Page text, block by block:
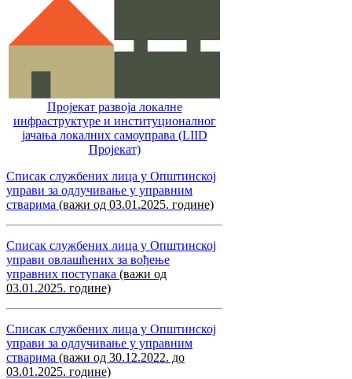
Пројекат развоја локалне
инфраструктуре и институционалног
јачања локалних самоуправa (LIID
Пројекат)
Списак службених лица у Општинској
управи за одлучивање у управним
стварима (важи од 03.01.2025. године)
Списак службених лица у Општинској
управи овлашћених за вођење
управних поступака (важи од
03.01.2025. године)
Списак службених лица у Општинској
управи за одлучивање у управним
стварима (важи од 30.12.2022. до
03.01.2025. године)